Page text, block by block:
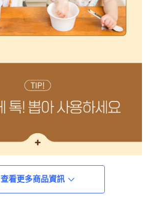
查看更多商品資訊